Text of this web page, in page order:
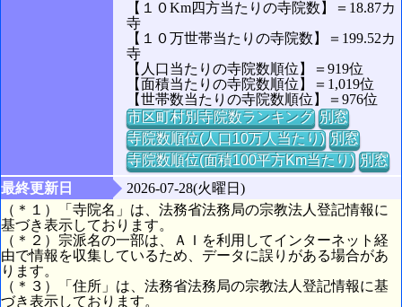
【１０Km四方当たりの寺院数】＝18.87カ
寺
【１０万世帯当たりの寺院数】＝199.52カ
寺
【人口当たりの寺院数順位】＝919位
【面積当たりの寺院数順位】＝1,019位
【世帯数当たりの寺院数順位】＝976位
市区町村別寺院数ランキング 別窓
寺院数順位(人口10万人当たり) 別窓
寺院数順位(面積100平方Km当たり) 別窓
最終更新日
2026-07-28(火曜日)
（＊１）「寺院名」は、法務省法務局の宗教法人登記情報に
基づき表示しております。
（＊２）宗派名の一部は、ＡＩを利用してインターネット経
由で情報を収集しているため、データに誤りがある場合があ
ります。
（＊３）「住所」は、法務省法務局の宗教法人登記情報に基
づき表示しております。